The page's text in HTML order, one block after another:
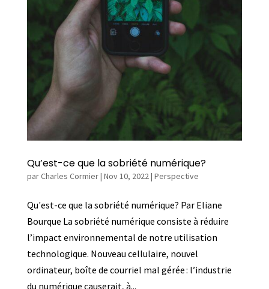
Qu’est-ce que la sobriété numérique?
parCharles Cormier| Nov 10, 2022 | Perspective
Qu'est-ce que la sobriété numérique? Par Eliane
Bourque La sobriété numérique consiste à réduire
l’impact environnemental de notre utilisation
technologique. Nouveau cellulaire, nouvel
ordinateur, boîte de courriel mal gérée : l’industrie
du numérique causerait, à...